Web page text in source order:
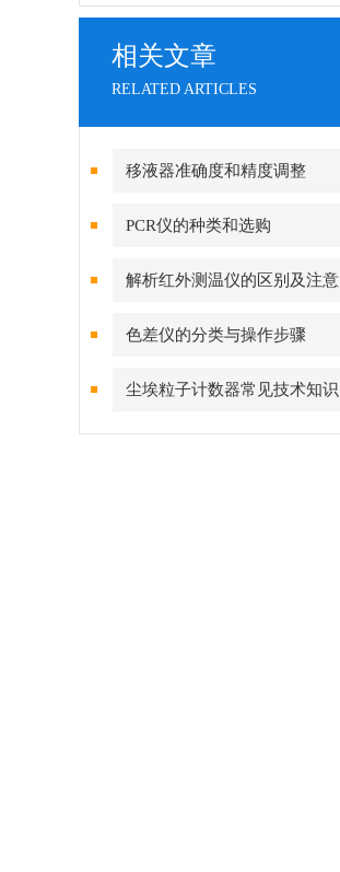
相关文章
RELATED ARTICLES
移液器准确度和精度调整
PCR仪的种类和选购
解析红外测温仪的区别及注意
事项
色差仪的分类与操作步骤
尘埃粒子计数器常见技术知识
点解答